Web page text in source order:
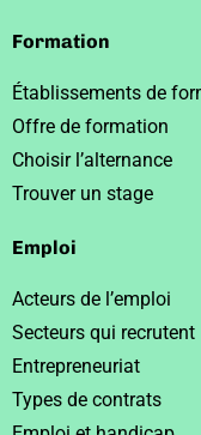
Formation
Établissements de
Offre de formation
Choisir l’alternance
Trouver un stage
Emploi
Acteurs de l’emploi
Secteurs qui recrutent
Entrepreneuriat
Types de contrats